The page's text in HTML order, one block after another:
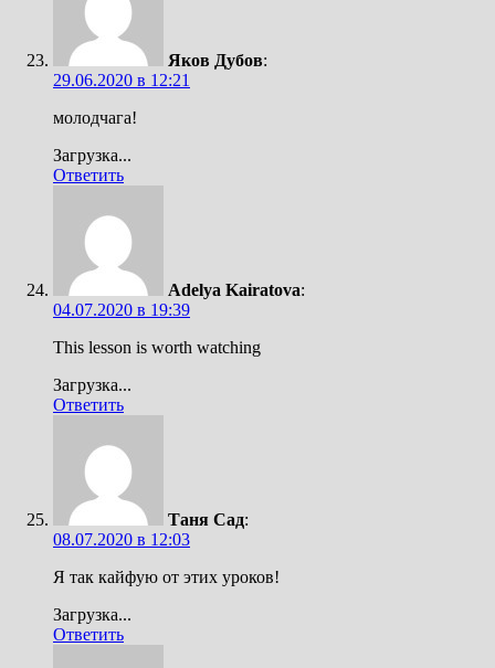
Яков Дубов:
29.06.2020 в 12:21
молодчага!
Загрузка...
Ответить
Adelya Kairatova:
04.07.2020 в 19:39
This lesson is worth watching
Загрузка...
Ответить
Таня Сад:
08.07.2020 в 12:03
Я так кайфую от этих уроков!
Загрузка...
Ответить